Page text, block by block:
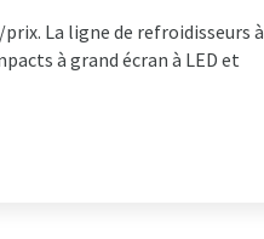
La ligne de refroidisseurs à
à grand écran à LED et